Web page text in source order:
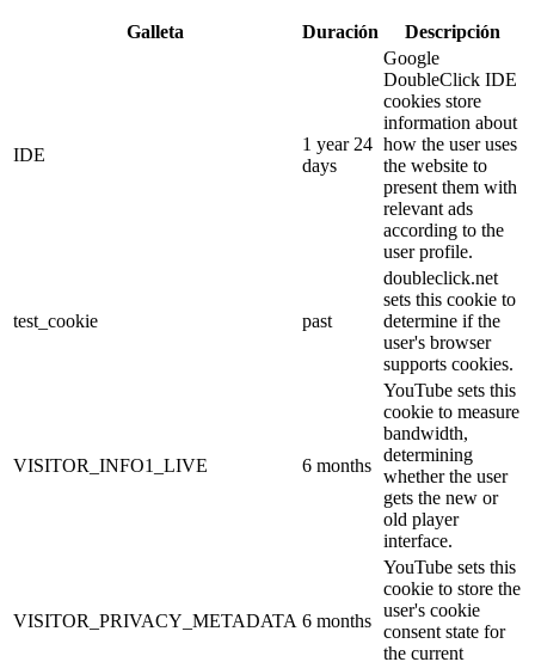
Galleta Duración Descripción
IDE
1 year 24
days
Google
DoubleClick IDE
cookies store
information about
how the user uses
the website to
present them with
relevant ads
according to the
user profile.
test_cookie past
doubleclick.net
sets this cookie to
determine if the
user's browser
supports cookies.
VISITOR_INFO1_LIVE 6 months
YouTube sets this
cookie to measure
bandwidth,
determining
whether the user
gets the new or
old player
interface.
VISITOR_PRIVACY_METADATA 6 months
YouTube sets this
cookie to store the
user's cookie
consent state for
the current